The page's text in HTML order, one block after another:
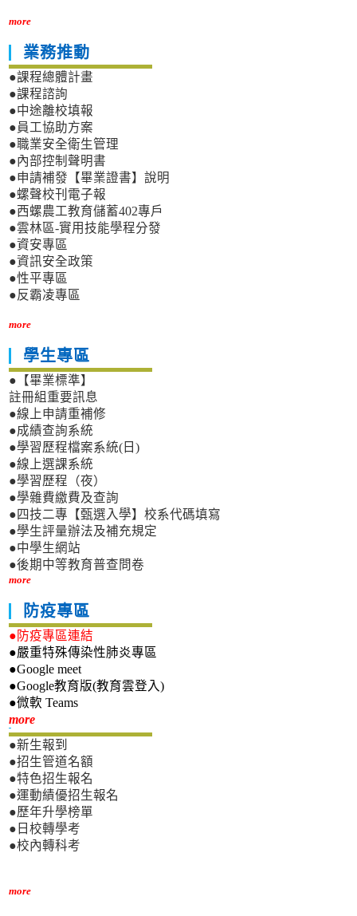
more
業務推動
●課程總體計畫
●課程諮詢
●中途離校填報
●員工協助方案
●職業安全衛生管理
●內部控制聲明書
●申請補發【畢業證書】說明
●螺聲校刊電子報
●西螺農工教育儲蓄402專戶
●雲林區-實用技能學程分發
●資安專區
●資訊安全政策
●性平專區
●反霸凌專區
more
學生專區
●【畢業標準】
註冊組重要訊息
●線上申請重補修
●成績查詢系統
●學習歷程檔案系統(日)
●線上選課系統
●學習歷程（夜）
●學雜費繳費及查詢
●四技二專【甄選入學】校系代碼填寫
●學生評量辦法及補充規定
●中學生網站
●後期中等教育普查問卷
more
防疫專區
●防疫專區連結
●嚴重特殊傳染性肺炎專區
●Google meet
●Google教育版(教育雲登入)
●微軟 Teams
more新生專區
●新生報到
●招生管道名額
●特色招生報名
●運動績優招生報名
●歷年升學榜單
●日校轉學考
●校內轉科考
more